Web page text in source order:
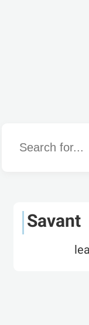
Word
Savant